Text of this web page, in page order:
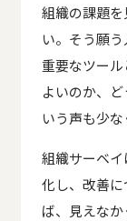
組織の課題
い。そう願
重要なツー
よいのか、
いう声も少な
組織サーベ
化し、改善
ば、見えな